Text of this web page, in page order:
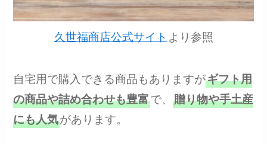
久世福商店公式サイト より参照
自宅用で購入できる商品もありますがギフト用
の商品や詰め合わせも豊富で、贈り物や手土産
にも人気があります。